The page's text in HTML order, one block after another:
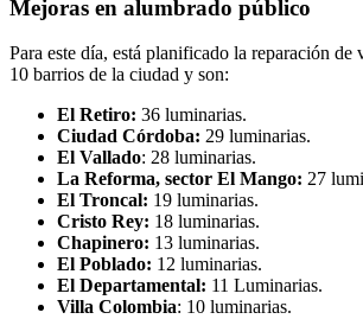
Mejoras en alumbrado público
Para este día, está planificado la reparación de
10 barrios de la ciudad y son:
El Retiro: 36 luminarias.
Ciudad Córdoba: 29 luminarias.
El Vallado: 28 luminarias.
La Reforma, sector El Mango: 27
El Troncal: 19 luminarias.
Cristo Rey: 18 luminarias.
Chapinero: 13 luminarias.
El Poblado: 12 luminarias.
El Departamental: 11 Luminarias.
Villa Colombia: 10 luminarias.